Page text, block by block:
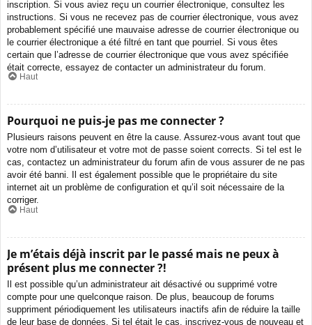
inscription. Si vous aviez reçu un courrier électronique, consultez les
instructions. Si vous ne recevez pas de courrier électronique, vous avez
probablement spécifié une mauvaise adresse de courrier électronique ou
le courrier électronique a été filtré en tant que pourriel. Si vous êtes
certain que l’adresse de courrier électronique que vous avez spécifiée
était correcte, essayez de contacter un administrateur du forum.
Haut
Pourquoi ne puis-je pas me connecter ?
Plusieurs raisons peuvent en être la cause. Assurez-vous avant tout que
votre nom d’utilisateur et votre mot de passe soient corrects. Si tel est le
cas, contactez un administrateur du forum afin de vous assurer de ne pas
avoir été banni. Il est également possible que le propriétaire du site
internet ait un problème de configuration et qu’il soit nécessaire de la
corriger.
Haut
Je m’étais déjà inscrit par le passé mais ne peux à
présent plus me connecter ?!
Il est possible qu’un administrateur ait désactivé ou supprimé votre
compte pour une quelconque raison. De plus, beaucoup de forums
suppriment périodiquement les utilisateurs inactifs afin de réduire la taille
de leur base de données. Si tel était le cas, inscrivez-vous de nouveau et